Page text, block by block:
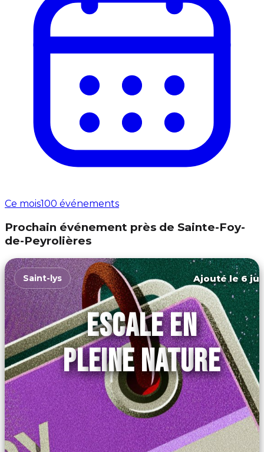
Ce mois100 événements
Prochain événement près de Sainte-Foy-
de-Peyrolières
Saint-lys Ajouté le 6
ESCALE EN
PLEINE NATURE